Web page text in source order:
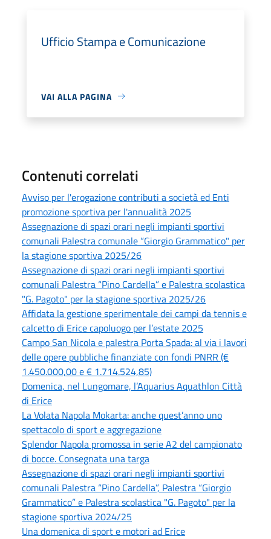
Ufficio Stampa e Comunicazione
VAI ALLA PAGINA
Contenuti correlati
Avviso per l'erogazione contributi a società ed Enti
promozione sportiva per l'annualità 2025
Assegnazione di spazi orari negli impianti sportivi
comunali Palestra comunale “Giorgio Grammatico" per
la stagione sportiva 2025/26
Assegnazione di spazi orari negli impianti sportivi
comunali Palestra “Pino Cardella” e Palestra scolastica
"G. Pagoto" per la stagione sportiva 2025/26
Affidata la gestione sperimentale dei campi da tennis e
calcetto di Erice capoluogo per l’estate 2025
Campo San Nicola e palestra Porta Spada: al via i lavori
delle opere pubbliche finanziate con fondi PNRR (€
1.450.000,00 e € 1.714.524,85)
Domenica, nel Lungomare, l’Aquarius Aquathlon Città
di Erice
La Volata Napola Mokarta: anche quest’anno uno
spettacolo di sport e aggregazione
Splendor Napola promossa in serie A2 del campionato
di bocce. Consegnata una targa
Assegnazione di spazi orari negli impianti sportivi
comunali Palestra “Pino Cardella”, Palestra “Giorgio
Grammatico” e Palestra scolastica "G. Pagoto" per la
stagione sportiva 2024/25
Una domenica di sport e motori ad Erice